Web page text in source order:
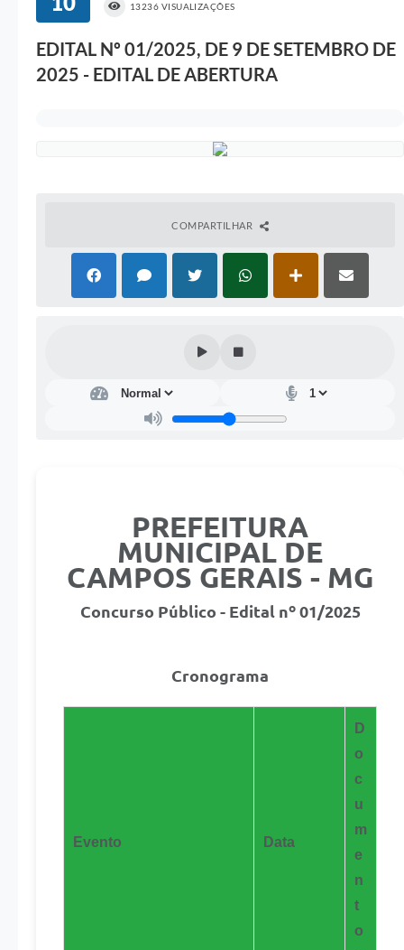
Secretarias 13236 VISUALIZAÇÕES
EDITAL Nº 01/2025, DE 9 DE SETEMBRO DE
2025 - EDITAL DE ABERTURA
COMPARTILHAR
PREFEITURA
MUNICIPAL DE
CAMPOS GERAIS - MG
Concurso Público - Edital nº 01/2025
Cronograma
Evento Data
D
o
c
u
m
e
n
t
o